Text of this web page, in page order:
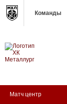
Команды
Матч центр